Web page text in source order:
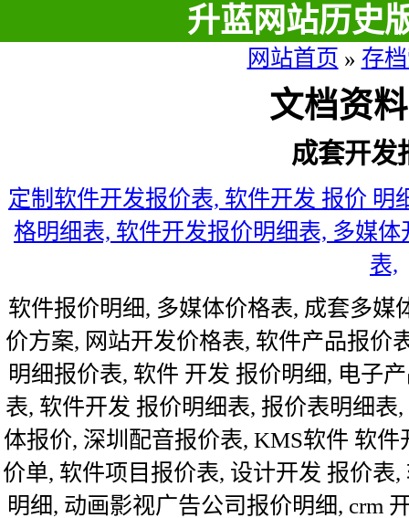
升蓝网站历史
网站首页 » 存
文档资
成套开发
定制软件开发报价表, 软件开发 报价
格明细表, 软件开发报价明细表, 多媒
表,
软件报价明细, 多媒体价格表, 成套多媒
价方案, 网站开发价格表, 软件产品报价
明细报价表, 软件 开发 报价明细, 电子
表, 软件开发 报价明细表, 报价表明细
体报价, 深圳配音报价表, KMS软件 软
价单, 软件项目报价表, 设计开发 报价表
明细, 动画影视广告公司报价明细, crm